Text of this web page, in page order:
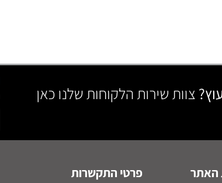
צוות שירות הלקוחות שלנו כאן
האתר פרטי התקשרות